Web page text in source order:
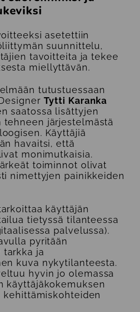
asetettiin
suunnittelu,
tavoitteita ja tekee
miellyttävän.
tutustuessaan
Tytti Karanka
saatossa lisättyjen
tehneen järjestelmästä
Käyttäjiä
havaitsi, että
monimutkaisia.
toiminnot olivat
nimettyjen painikkeiden
käyttäjän
tietyssä tilanteessa
palvelussa).
pyritään
tarkka ja
kuva nykytilanteesta.
hyvin jo olemassa
käyttäjäkokemuksen